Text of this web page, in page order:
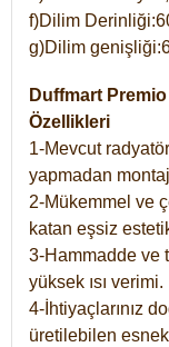
f)Dilim
g)Dilim
Duffmart
Özellikleri
1-Mevcut
yapmadan
2-Mükemmel ve
katan eşsiz
3-Hammadde ve
yüksek ısı verimi.
4-İhtiyaçlarınız
üretilebilen